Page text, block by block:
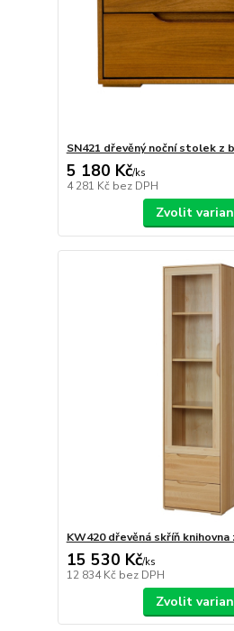
SN421 dřevěný noční stolek z
5 180 Kč/ks
4 281 Kč bez DPH
Zvolit
KW420 dřevěná skříň
15 530 Kč/ks
12 834 Kč bez DPH
Zvolit